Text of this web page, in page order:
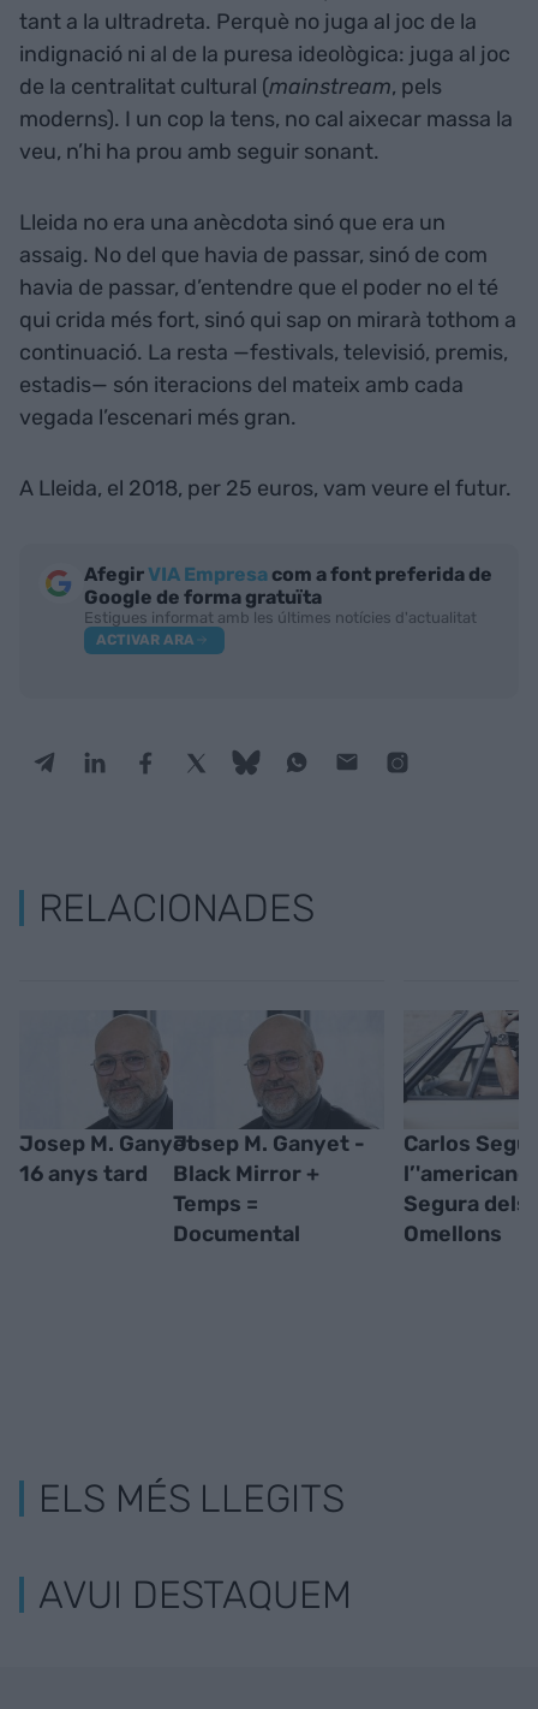
tant a la ultradreta. Perquè no juga al joc de la
indignació ni al de la puresa ideològica: juga al joc
de la centralitat cultural (mainstream, pels
moderns). I un cop la tens, no cal aixecar massa la
veu, n’hi ha prou amb seguir sonant.
Lleida no era una anècdota sinó que era un
assaig. No del que havia de passar, sinó de com
havia de passar, d’entendre que el poder no el té
qui crida més fort, sinó qui sap on mirarà tothom a
continuació. La resta —festivals, televisió, premis,
estadis— són iteracions del mateix amb cada
vegada l’escenari més gran.
A Lleida, el 2018, per 25 euros, vam veure el futur.
AfegirVIA Empresa com a font preferida de
Google de forma gratuïta
Estigues informat amb les últimes notícies d'actualitat
ACTIVAR ARA
RELACIONADES
Josep M. Ganyet -
16 anys tard
Josep M. Ganyet -
Black Mirror +
Temps =
Documental
Carlos
Segura dels
Omellons
ELS MÉS LLEGITS
AVUI DESTAQUEM